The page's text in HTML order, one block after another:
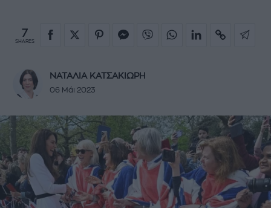
7
SHARES
ΝΑΤΑΛΙΑ ΚΑΤΣΑΚΙΩΡΗ
06 Μάι 2023